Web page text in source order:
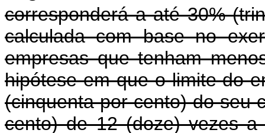
corresponderá a até 30%
calculada com base no
empresas que tenham
hipótese em que o limite do
(cinquenta por cento) do seu
cento) de 12 (doze) vezes